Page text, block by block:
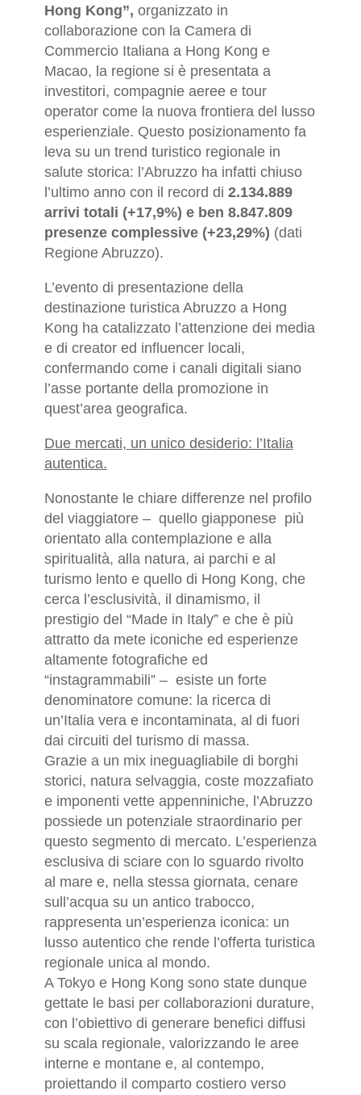
Hong Kong”, organizzato in
collaborazione con la Camera di
Commercio Italiana a Hong Kong e
Macao, la regione si è presentata a
investitori, compagnie aeree e tour
operator come la nuova frontiera del lusso
esperienziale. Questo posizionamento fa
leva su un trend turistico regionale in
salute storica: l’Abruzzo ha infatti chiuso
l’ultimo anno con il record di 2.134.889
arrivi totali (+17,9%) e ben 8.847.809
presenze complessive (+23,29%) (dati
Regione Abruzzo).
L’evento di presentazione della
destinazione turistica Abruzzo a Hong
Kong ha catalizzato l’attenzione dei media
e di creator ed influencer locali,
confermando come i canali digitali siano
l’asse portante della promozione in
quest’area geografica.
Due mercati, un unico desiderio: l’Italia
autentica.
Nonostante le chiare differenze nel profilo
del viaggiatore – quello giapponese più
orientato alla contemplazione e alla
spiritualità, alla natura, ai parchi e al
turismo lento e quello di Hong Kong, che
cerca l’esclusività, il dinamismo, il
prestigio del “Made in Italy” e che è più
attratto da mete iconiche ed esperienze
altamente fotografiche ed
“instagrammabili” – esiste un forte
denominatore comune: la ricerca di
un’Italia vera e incontaminata, al di fuori
dai circuiti del turismo di massa.
Grazie a un mix ineguagliabile di borghi
storici, natura selvaggia, coste mozzafiato
e imponenti vette appenniniche, l’Abruzzo
possiede un potenziale straordinario per
questo segmento di mercato. L’esperienza
esclusiva di sciare con lo sguardo rivolto
al mare e, nella stessa giornata, cenare
sull’acqua su un antico trabocco,
rappresenta un’esperienza iconica: un
lusso autentico che rende l’offerta turistica
regionale unica al mondo.
A Tokyo e Hong Kong sono state dunque
gettate le basi per collaborazioni durature,
con l’obiettivo di generare benefici diffusi
su scala regionale, valorizzando le aree
interne e montane e, al contempo,
proiettando il comparto costiero verso